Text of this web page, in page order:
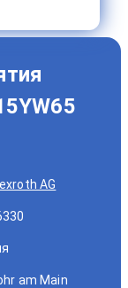
AG
am Main